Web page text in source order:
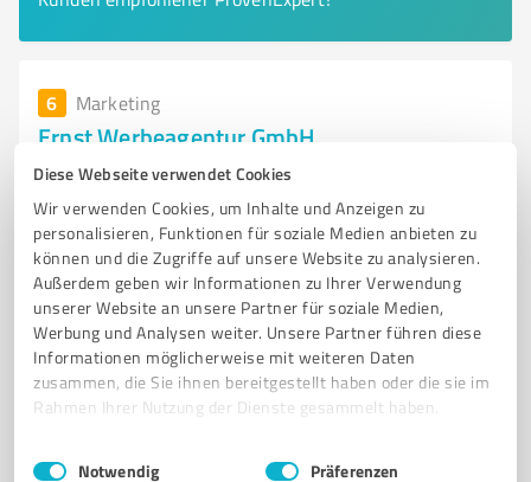
Diese Webseite verwendet Cookies
Wir verwenden Cookies, um Inhalte und Anzeigen zu
personalisieren, Funktionen für soziale Medien anbieten zu
können und die Zugriffe auf unsere Website zu analysieren.
Außerdem geben wir Informationen zu Ihrer Verwendung
unserer Website an unsere Partner für soziale Medien,
Werbung und Analysen weiter. Unsere Partner führen diese
Informationen möglicherweise mit weiteren Daten
zusammen, die Sie ihnen bereitgestellt haben oder die sie im
Rahmen Ihrer Nutzung der Dienste gesammelt haben.
Impressum Datenschutzbestimmungen
Einwilligungsauswahl
Notwendig Präferenzen
6 Marketing
Ernst Werbeagentur GmbH
Werbeagentur für Kanzleien in Steinfurt – Web- und
Printdesign Lösungen
WERBEAGENTUR STEINFURT WEBDESIGN PRINTDESIGN
KANZLEIEN MANDANTEN GEWINNEN KOMMUNIKATIONSKONZEPTE
MARKENAUFTRITT DIGITALE MEDIEN PRINTMEDIEN SICHTBARKEIT
VERTRAUEN
Sandweg 91, 48565 Steinfurt
ernst-werbeagentur.de/